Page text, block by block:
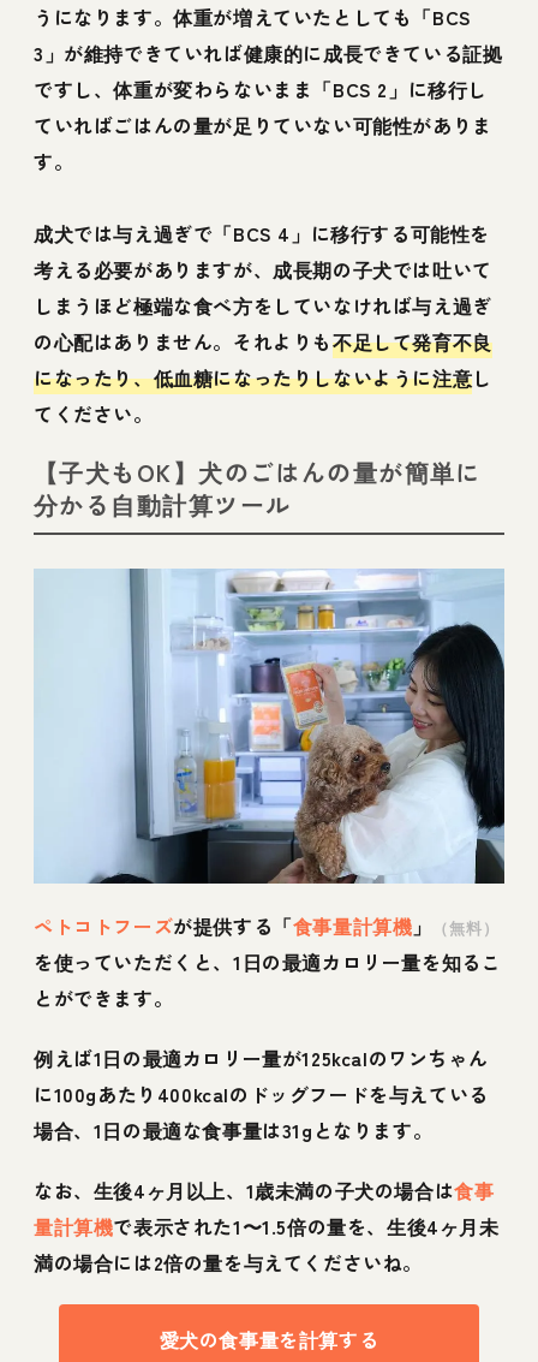
うになります。体重が増えていたとしても「BCS
3」が維持できていれば健康的に成長できている証拠
ですし、体重が変わらないまま「BCS 2」に移行し
ていればごはんの量が足りていない可能性がありま
す。
成犬では与え過ぎで「BCS 4」に移行する可能性を
考える必要がありますが、成長期の子犬では吐いて
しまうほど極端な食べ方をしていなければ与え過ぎ
の心配はありません。それよりも不足して発育不良
になったり、低血糖になったりしないように注意し
てください。
【子犬もOK】犬のごはんの量が簡単に
分かる自動計算ツール
ペトコトフーズが提供する「食事量計算機 」 （無料）
を使っていただくと、1日の最適カロリー量を知るこ
とができます。
例えば1日の最適カロリー量が125kcalのワンちゃん
に100gあたり400kcalのドッグフードを与えている
場合、1日の最適な食事量は31gとなります。
なお、生後4ヶ月以上、1歳未満の子犬の場合は食事
量計算機で表示された1〜1.5倍の量を、生後4ヶ月未
満の場合には2倍の量を与えてくださいね。
愛犬の食事量を計算する